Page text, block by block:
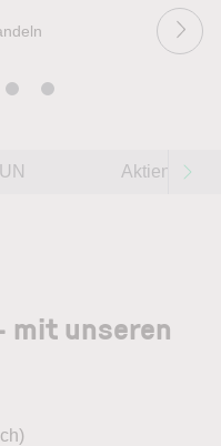
Aktien im
mit unseren